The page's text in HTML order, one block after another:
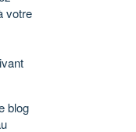
votre
blog